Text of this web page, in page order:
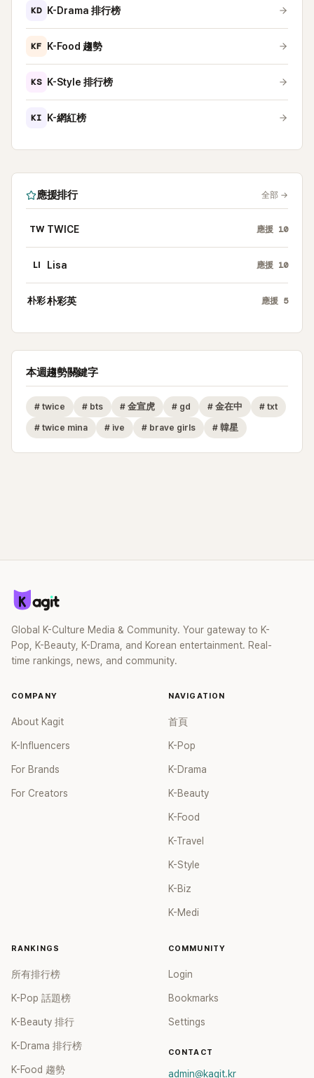
KD K-Drama 排行榜
KF K-Food 趨勢
KS K-Style 排行榜
KI K-網紅榜
應援排行 全部 →
TW TWICE 應援 10
LI Lisa 應援 10
朴彩朴彩英 應援 5
本週趨勢關鍵字
# twice # bts # 金宣虎 # gd # 金在中 # txt
# twice mina # ive # brave girls # 韓星
Global K-Culture Media & Community. Your gateway to K-
Pop, K-Beauty, K-Drama, and Korean entertainment. Real-
time rankings, news, and community.
COMPANY
About Kagit
K-Influencers
For Brands
For Creators
NAVIGATION
首頁
K-Pop
K-Drama
K-Beauty
K-Food
K-Travel
K-Style
K-Biz
K-Medi
RANKINGS
所有排行榜
K-Pop 話題榜
K-Beauty 排行
K-Drama 排行榜
K-Food 趨勢
COMMUNITY
Login
Bookmarks
Settings
CONTACT
admin@kagit.kr